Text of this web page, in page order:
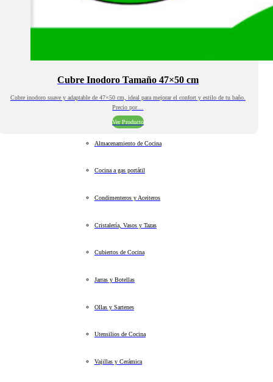
Cubre Inodoro Tamaño 47×50 cm
Cubre inodoro suave y adaptable de 47×50 cm, ideal para mejorar el confort y estilo de tu baño.
Precio por…
Ver Producto
Almacenamiento de Cocina
Cocina a gas portátil
Condimenteros y Aceiteros
Cristalería, Vasos y Tazas
Cubiertos de Cocina
Jarras y Botellas
Ollas y Sartenes
Utensilios de Cocina
Vajillas y Cerámica